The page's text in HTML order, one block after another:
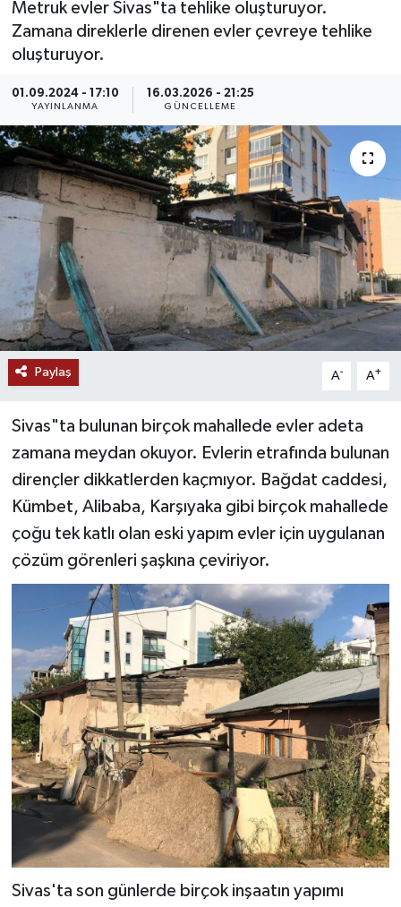
Metruk evler Sivas"ta tehlike oluşturuyor.
Zamana direklerle direnen evler çevreye tehlike
oluşturuyor.
01.09.2024 - 17:10
YAYINLANMA
16.03.2026 - 21:25
GÜNCELLEME
Paylaş A- A+
Sivas"ta bulunan birçok mahallede evler adeta
zamana meydan okuyor. Evlerin etrafında bulunan
dirençler dikkatlerden kaçmıyor. Bağdat caddesi,
Kümbet, Alibaba, Karşıyaka gibi birçok mahallede
çoğu tek katlı olan eski yapım evler için uygulanan
çözüm görenleri şaşkına çeviriyor.
Sivas'ta son günlerde birçok inşaatın yapımı
MAGAZİN
RESMİ İLANLAR
SAĞLIK
SİYASET
SOSYAL YARDIMLAR
SPONSORLU YAZI
SPOR